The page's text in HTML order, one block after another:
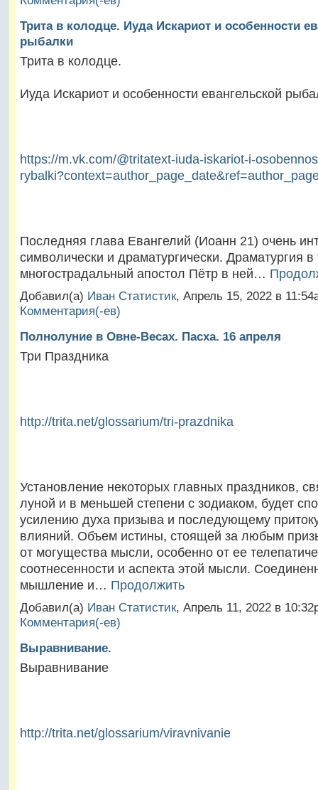
Трита в колодце. Иуда Искариот и особенности
рыбалки
Трита в колодце.
Иуда Искариот и особенности евангельской
https://m.vk.com/@tritatext-iuda-iskariot-i-
Последняя глава Евангелий (Иоанн 21) очень
символически и драматургически. Драматургия в
многострадальный апостол Пётр в ней…
Добавил(а) Иван Статистик, Апрель 15, 2022 в
Комментария(-ев)
Полнолуние в Овне-Весах. Пасха. 16 апреля
Три Праздника
http://trita.net/glossarium/tri-prazdnika
Установление некоторых главных праздников,
луной и в меньшей степени с зодиаком, будет
усилению духа призыва и последующему
влияний. Объем истины, стоящей за любым
от могущества мысли, особенно от ее
соотнесенности и аспекта этой мысли.
мышление и… Продолжить
Добавил(а) Иван Статистик, Апрель 11, 2022 в
Комментария(-ев)
Выравнивание.
Выравнивание
http://trita.net/glossarium/viravnivanie